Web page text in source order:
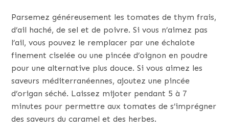
Parsemez généreusement les tomates de thym frais,
d’ail haché, de sel et de poivre. Si vous n’aimez pas
l’ail, vous pouvez le remplacer par une échalote
finement ciselée ou une pincée d’oignon en poudre
pour une alternative plus douce. Si vous aimez les
saveurs méditerranéennes, ajoutez une pincée
d’origan séché. Laissez mijoter pendant 5 à 7
minutes pour permettre aux tomates de s’imprégner
des saveurs du caramel et des herbes.